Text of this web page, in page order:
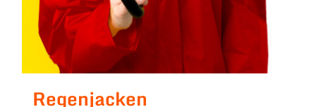
Regenjacken